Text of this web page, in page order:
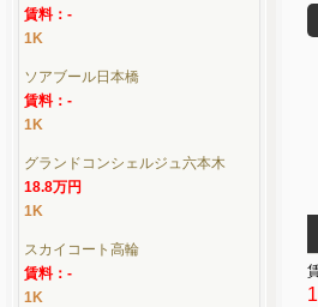
賃料：-
1K
ソアブール日本橋
賃料：-
1K
グランドコンシェルジュ六本木
18.8万円
1K
スカイコート高輪
賃料：-
1K